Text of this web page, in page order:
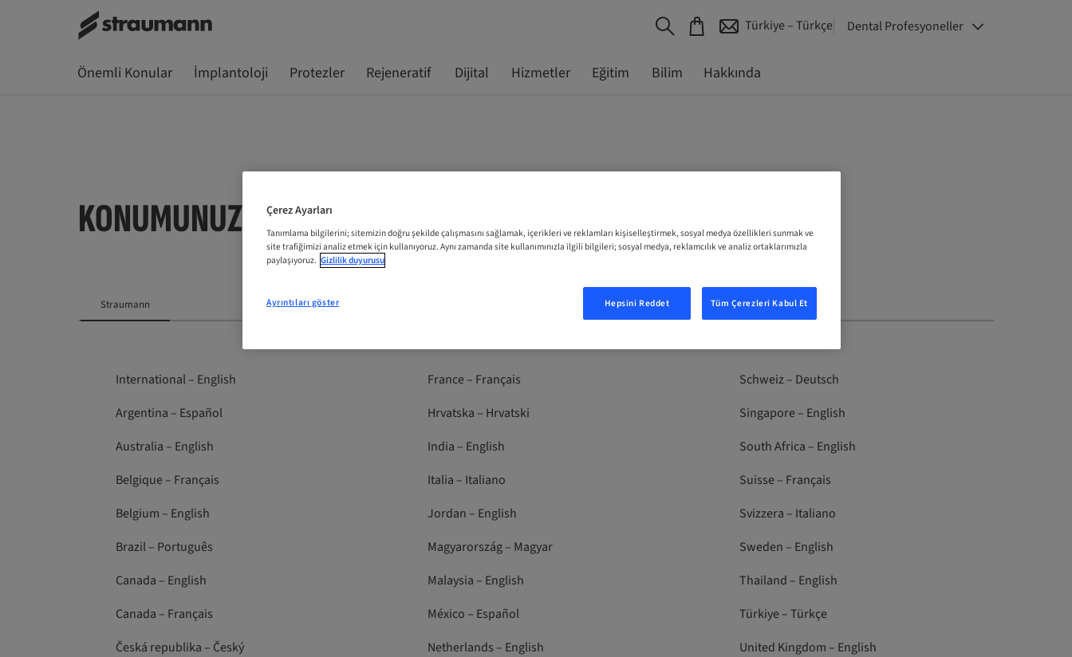
Türkiye – Türkçe Dental Profesyoneller
Önemli Konular İmplantoloji Protezler Rejeneratif Dijital Hizmetler Eğitim Bilim Hakkında
KONUMUNUZU SEÇIN
Straumann
International – English
Argentina – Español
Australia – English
Belgique – Français
Belgium – English
Brazil – Português
Canada – English
Canada – Français
Česká republika – Český
France – Français
Hrvatska – Hrvatski
India – English
Italia – Italiano
Jordan – English
Magyarország – Magyar
Malaysia – English
México – Español
Netherlands – English
Schweiz – Deutsch
Singapore – English
South Africa – English
Suisse – Français
Svizzera – Italiano
Sweden – English
Thailand – English
Türkiye – Türkçe
United Kingdom – English
Çerez Ayarları
Tanımlama bilgilerini; sitemizin doğru şekilde çalışmasını sağlamak, içerikleri ve reklamları kişiselleştirmek, sosyal medya özellikleri sunmak ve
site trafiğimizi analiz etmek için kullanıyoruz. Aynı zamanda site kullanımınızla ilgili bilgileri; sosyal medya, reklamcılık ve analiz ortaklarımızla
paylaşıyoruz. Gizlilik duyurusu
Hepsini Reddet Tüm Çerezleri Kabul Et
Ayrıntıları göster